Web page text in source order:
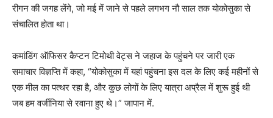
रीगन की जगह लेंगे, जो मई में जाने से पहले लगभग नौ साल तक योकोसुका से
संचालित होता था।
कमांडिंग ऑफिसर कैप्टन टिमोथी वेट्स ने जहाज के पहुंचने पर जारी एक
समाचार विज्ञप्ति में कहा, “योकोसुका में यहां पहुंचना इस दल के लिए कई महीनों से
एक मील का पत्थर रहा है, और कुछ लोगों के लिए यात्रा अप्रैल में शुरू हुई थी
जब हम वर्जीनिया से रवाना हुए थे।” जापान में.